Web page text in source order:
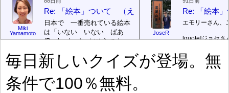
Miki
Yamamoto
Re: 「絵本」ついて （えほん ついて）
日本で 一番売れている絵本
は「いない いない ばあ
(Peek-a-boo)」だそうです。
す。どちらも 1967年に 出
版（しゅっぱん）されまし
た。[/font][/color][/size]絵本はロ
ングセラーがおおいですか
JoseR
Re: 「絵本
エモリーさん、
[quote]ジョセさ
まあ、仕事（し
（す）きです
毎日新しいクイズが登場。無
条件で100％無料。